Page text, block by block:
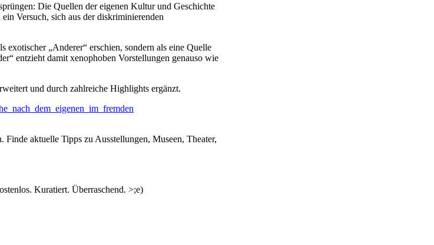
Die Quellen der eigenen Kultur und Geschichte
Versuch, sich aus der diskriminierenden
exotischer „Anderer“ erschien, sondern als eine Quelle
entzieht damit xenophoben Vorstellungen genauso wie
und durch zahlreiche Highlights ergänzt.
aktuelle Tipps zu Ausstellungen, Museen, Theater,
Kuratiert. Überraschend. >;e)